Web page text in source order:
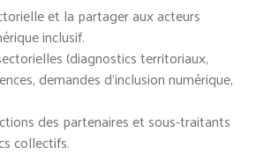
et la partager aux acteurs
inclusif.
(diagnostics territoriaux,
demandes d’inclusion numérique,
des partenaires et sous-traitants
collectifs.